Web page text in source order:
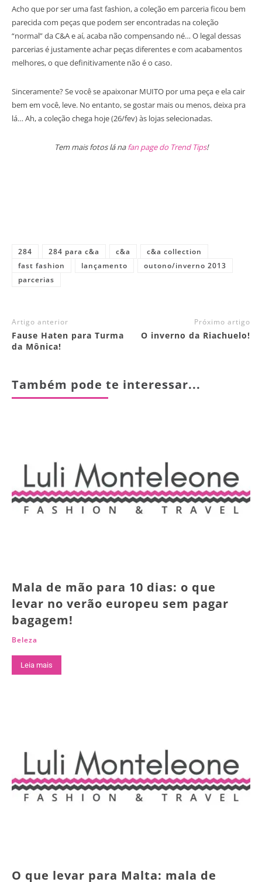
Acho que por ser uma fast fashion, a coleção em parceria ficou bem
parecida com peças que podem ser encontradas na coleção
“normal” da C&A e aí, acaba não compensando né… O legal dessas
parcerias é justamente achar peças diferentes e com acabamentos
melhores, o que definitivamente não é o caso.
Sinceramente? Se você se apaixonar MUITO por uma peça e ela cair
bem em você, leve. No entanto, se gostar mais ou menos, deixa pra
lá… Ah, a coleção chega hoje (26/fev) às lojas selecionadas.
Tem mais fotos lá nafan page do Trend Tips!
284 284 para c&a c&a
c&a collection
fast fashion
lançamento
outono/inverno 2013
parcerias
Artigo anterior
Fause Haten para Turma
da Mônica!
Próximo artigo
O inverno da Riachuelo!
Também pode te interessar...
Mala de mão para 10 dias: o que
levar no verão europeu sem pagar
bagagem!
Beleza
Leia mais
O que levar para Malta: mala de